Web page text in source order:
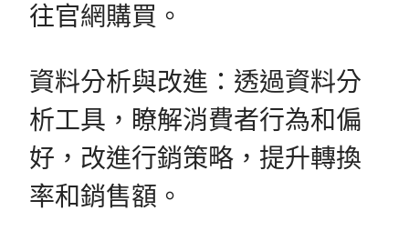
往官網購買。
資料分析與改進：透過資料分
析工具，瞭解消費者行為和偏
好，改進行銷策略，提升轉換
率和銷售額。